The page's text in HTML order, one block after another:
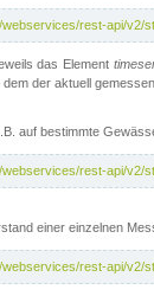
rest-api/v2/
das Element
dem der aktuell
auf bestimmte
rest-api/v2/
einer einzelnen
rest-api/v2/